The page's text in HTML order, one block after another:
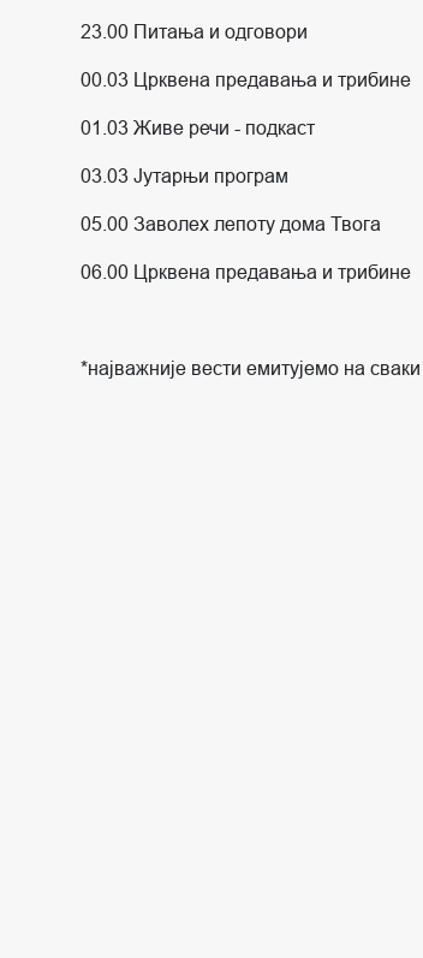
23.00 Питања и одговори
00.03 Црквена предавања и трибине
01.03 Живе речи - подкаст
03.03 Јутарњи програм
05.00 Заволех лепоту дома Твога
06.00 Црквена предавања и трибине
*најважније вести емитујемо на